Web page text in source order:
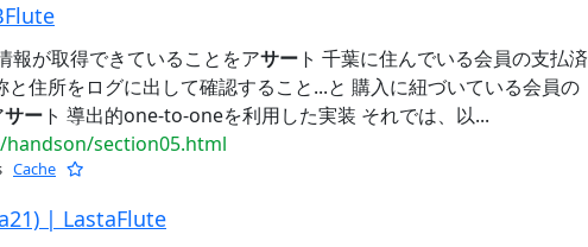
報が取得できていることをアサー ト 千葉に住んでいる会員の支払済
住所をログに出して確認すること...と 購入に紐づいている会員の
サー ト 導出的one-to-oneを利用した実装 それでは、以...
section05.html
Cache
| LastaFlute